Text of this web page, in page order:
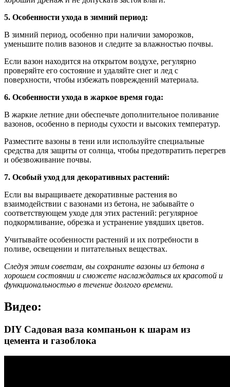
5. Особенности ухода в зимний период:
В зимний период, особенно при наличии заморозков,
уменьшите полив вазонов и следите за влажностью почвы.
Если вазон находится на открытом воздухе, регулярно
проверяйте его состояние и удаляйте снег и лед с
поверхности, чтобы избежать повреждений материала.
6. Особенности ухода в жаркое время года:
В жаркие летние дни обеспечьте дополнительное поливание
вазонов, особенно в периоды сухости и высоких температур.
Разместите вазоны в тени или используйте специальные
средства для защиты от солнца, чтобы предотвратить перегрев
и обезвоживание почвы.
7. Особый уход для декоративных растений:
Если вы выращиваете декоративные растения во
взаимодействии с вазонами из бетона, не забывайте о
соответствующем уходе для этих растений: регулярное
подкормливание, обрезка и устранение увядших цветов.
Учитывайте особенности растений и их потребности в
поливе, освещении и питательных веществах.
Следуя этим советам, вы сохраните вазоны из бетона в
хорошем состоянии и сможете наслаждаться их красотой и
функциональностью в течение долгого времени.
Видео:
DIY Садовая ваза компаньон к шарам из
цемента и газоблока